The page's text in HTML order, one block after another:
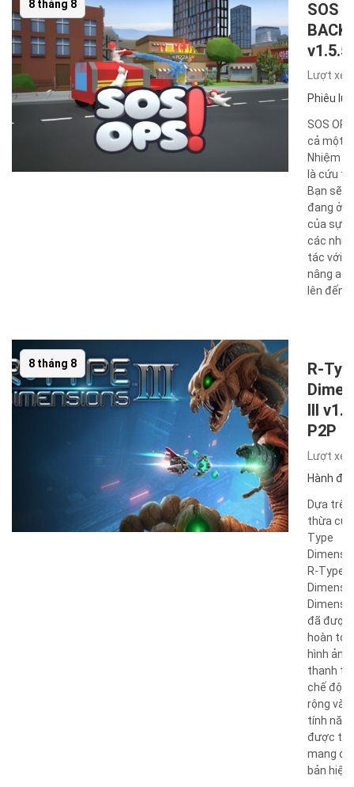
8 tháng 8
SOS
Lượt
Phiêu lưu
SOS
cả một
Nhiệm
là cứu
Bạn sẽ
đang ở
của sự
các
tác với
nâng
lên đến
8 tháng 8
R-
III
P2P
Lượt
Hành
Dựa trên
thừa của
Type
R-Type
đã được
hoàn
hình ảnh
thanh
chế độ
rộng và
tính
được
mang
bản hiện